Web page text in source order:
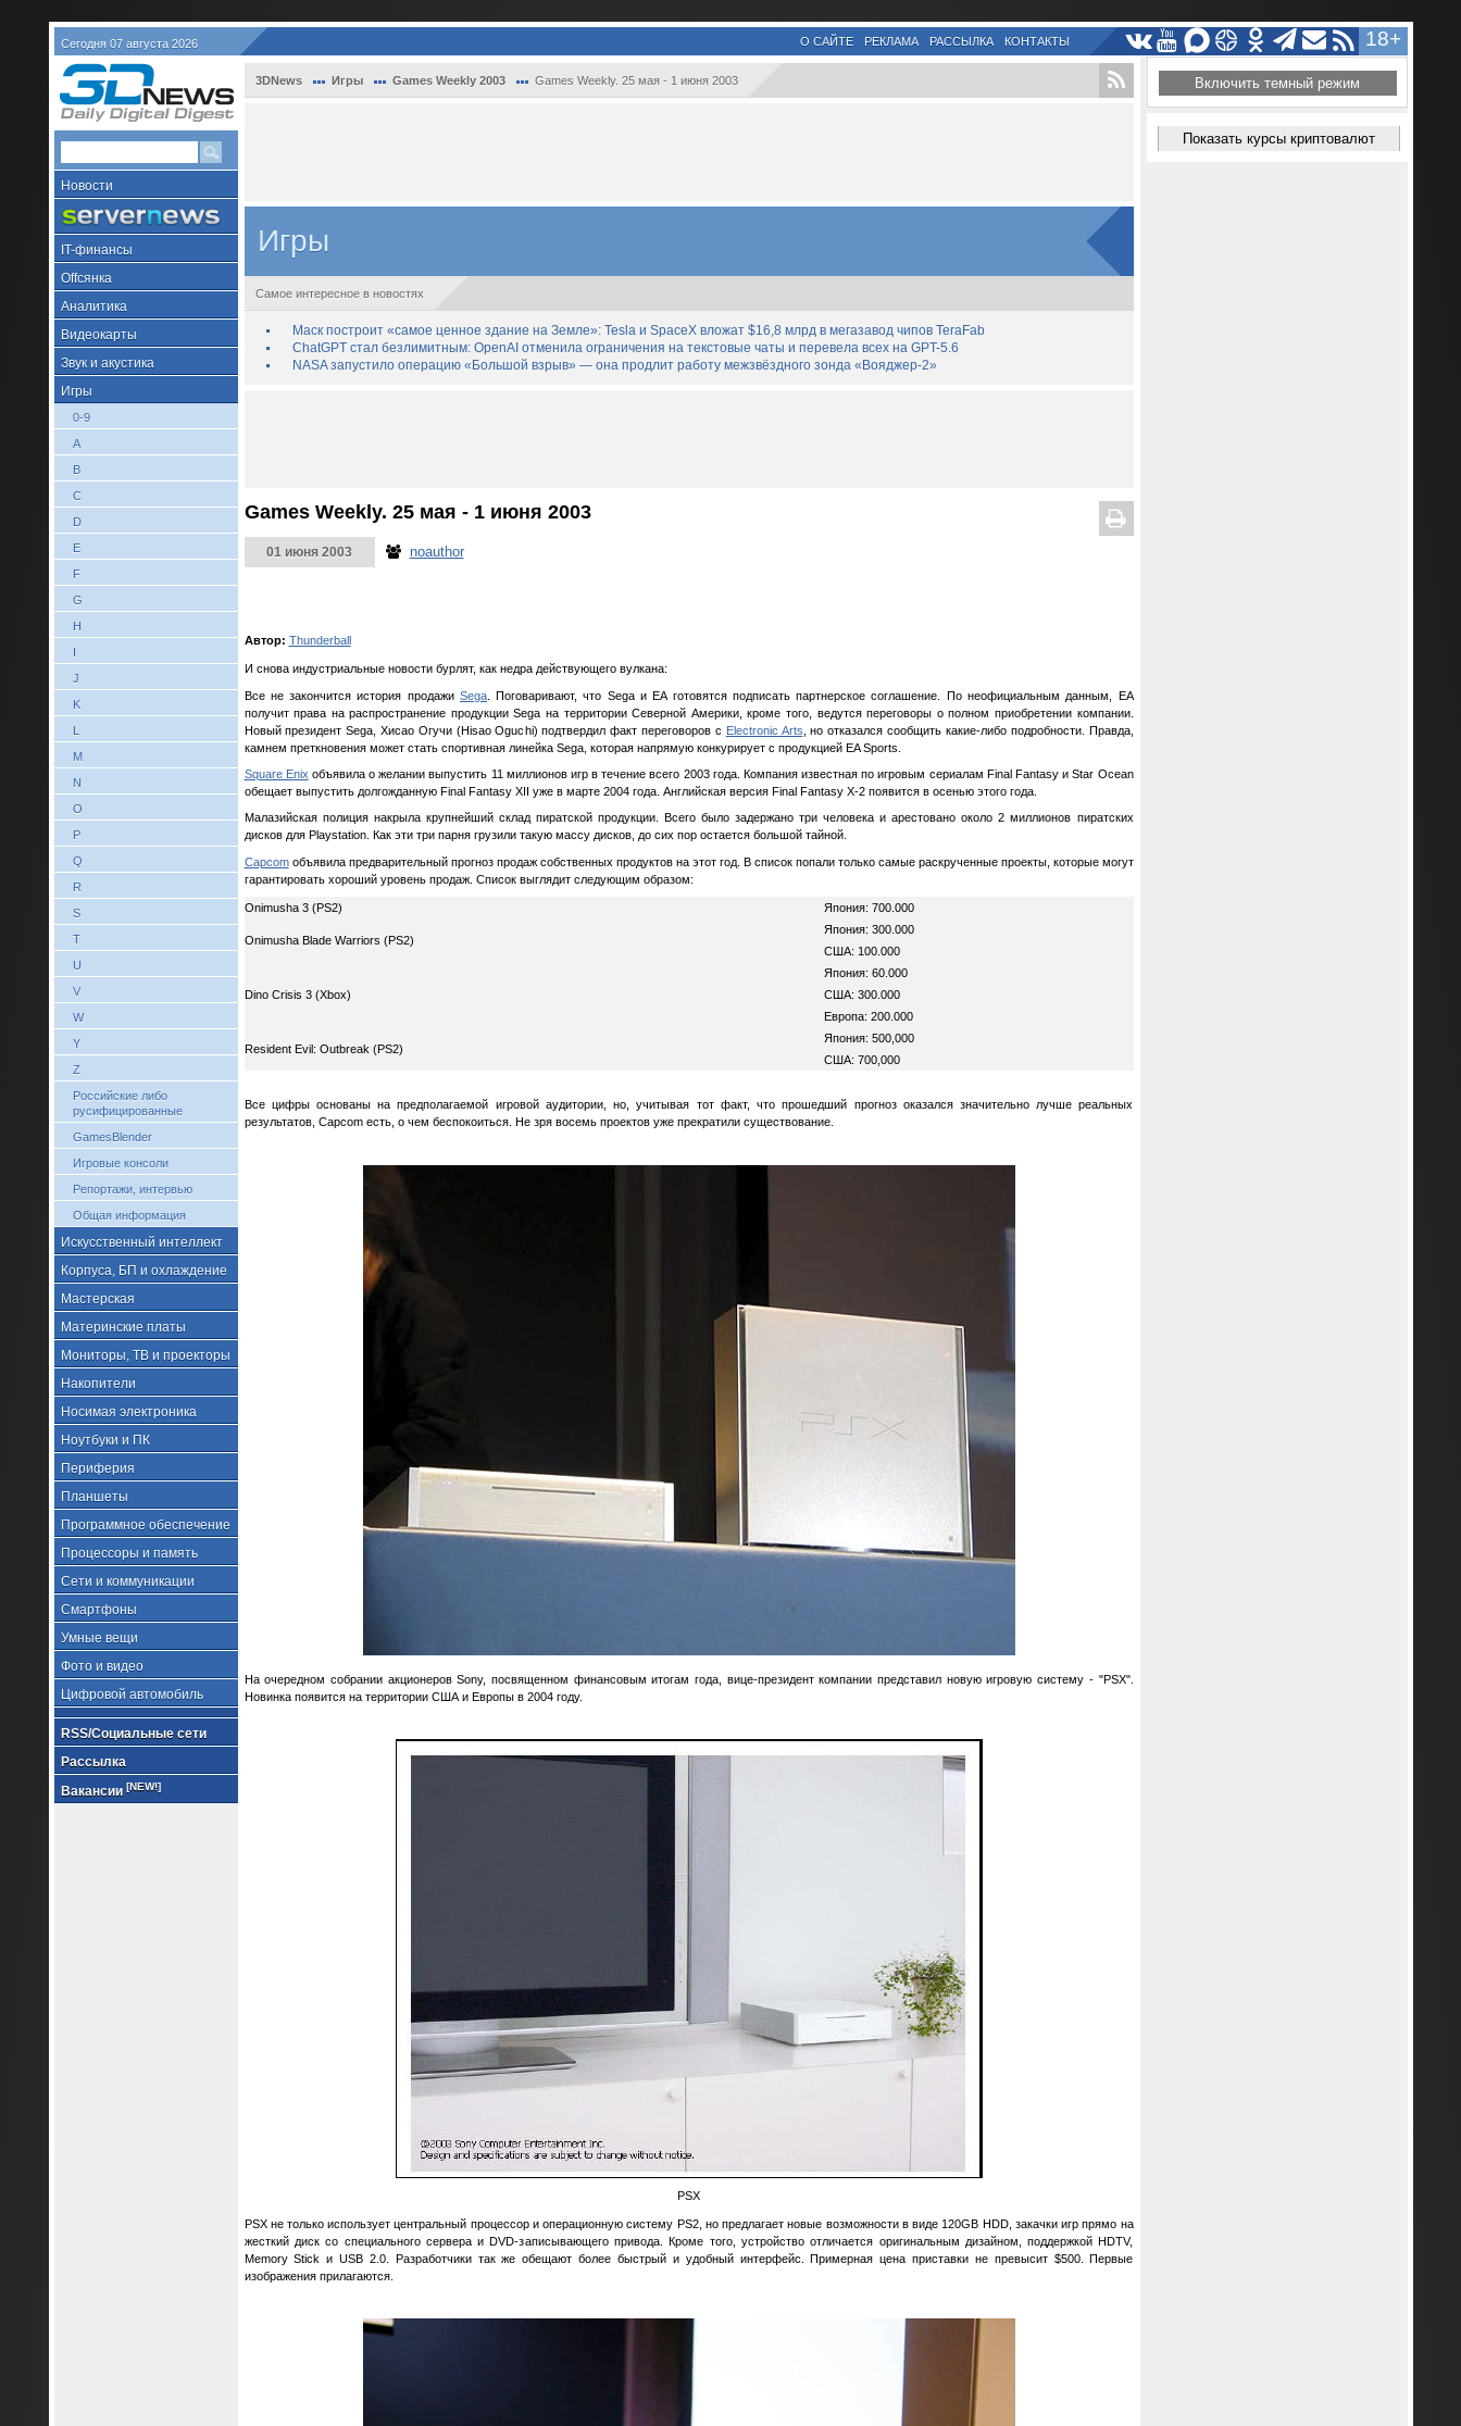
Сегодня 07 августа 2026 18+
О САЙТЕ РЕКЛАМА РАССЫЛКА КОНТАКТЫ
Новости
IT-финансы
Offсянка
Аналитика
Видеокарты
Звук и акустика
Игры
0-9
A
B
C
D
E
F
G
H
I
J
K
L
M
N
O
P
Q
R
S
T
U
V
W
Y
Z
Российские либо
русифицированные
GamesBlender
Игровые консоли
Репортажи, интервью
Общая информация
Искусственный интеллект
Корпуса, БП и охлаждение
Мастерская
Материнские платы
Мониторы, ТВ и проекторы
Накопители
Носимая электроника
Ноутбуки и ПК
Периферия
Планшеты
Программное обеспечение
Процессоры и память
Сети и коммуникации
Смартфоны
Умные вещи
Фото и видео
Цифровой автомобиль
RSS/Социальные сети
Рассылка
Вакансии [NEW!]
3DNews Игры Games Weekly 2003 Games Weekly. 25 мая - 1 июня 2003
Игры
Самое интересное в новостях
Маск построит «самое ценное здание на Земле»: Tesla и SpaceX вложат $16,8 млрд в мегазавод чипов TeraFab
ChatGPT стал безлимитным: OpenAI отменила ограничения на текстовые чаты и перевела всех на GPT-5.6
NASA запустило операцию «Большой взрыв» — она продлит работу межзвёздного зонда «Вояджер-2»
Games Weekly. 25 мая - 1 июня 2003
01 июня 2003 noauthor
Автор: Thunderball
И снова индустриальные новости бурлят, как недра действующего вулкана:
Все не закончится история продажи Sega. Поговаривают, что Sega и EA готовятся подписать партнерское соглашение. По неофициальным данным, EA
получит права на распространение продукции Sega на территории Северной Америки, кроме того, ведутся переговоры о полном приобретении компании.
Новый президент Sega, Хисао Огучи (Hisao Oguchi) подтвердил факт переговоров с Electronic Arts , но отказался сообщить какие-либо подробности. Правда,
камнем преткновения может стать спортивная линейка Sega, которая напрямую конкурирует с продукцией EA Sports.
Square Enix объявила о желании выпустить 11 миллионов игр в течение всего 2003 года. Компания известная по игровым сериалам Final Fantasy и Star Ocean
обещает выпустить долгожданную Final Fantasy XII уже в марте 2004 года. Английская версия Final Fantasy X-2 появится в осенью этого года.
Малазийская полиция накрыла крупнейший склад пиратской продукции. Всего было задержано три человека и арестовано около 2 миллионов пиратских
дисков для Playstation. Как эти три парня грузили такую массу дисков, до сих пор остается большой тайной.
Capcomобъявила предварительный прогноз продаж собственных продуктов на этот год. В список попали только самые раскрученные проекты, которые могут
гарантировать хороший уровень продаж. Список выглядит следующим образом:
Onimusha 3 (PS2) Япония: 700.000
Onimusha Blade Warriors (PS2)
Япония: 300.000
США: 100.000
Dino Crisis 3 (Xbox)
Япония: 60.000
США: 300.000
Европа: 200.000
Resident Evil: Outbreak (PS2)
Япония: 500,000
США: 700,000
Все цифры основаны на предполагаемой игровой аудитории, но, учитывая тот факт, что прошедший прогноз оказался значительно лучше реальных
результатов, Capcom есть, о чем беспокоиться. Не зря восемь проектов уже прекратили существование.
На очередном собрании акционеров Sony, посвященном финансовым итогам года, вице-президент компании представил новую игровую систему - "PSX".
Новинка появится на территории США и Европы в 2004 году.
PSX
PSX не только использует центральный процессор и операционную систему PS2, но предлагает новые возможности в виде 120GB HDD, закачки игр прямо на
жесткий диск со специального сервера и DVD-записывающего привода. Кроме того, устройство отличается оригинальным дизайном, поддержкой HDTV,
Memory Stick и USB 2.0. Разработчики так же обещают более быстрый и удобный интерфейс. Примерная цена приставки не превысит $500. Первые
изображения прилагаются.
Включить темный режим
Показать курсы криптовалют